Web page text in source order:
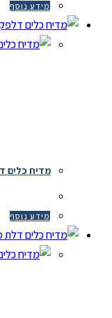
מידע נוסף
מדיח כלים דלפקי 50/50
מידע נוסף